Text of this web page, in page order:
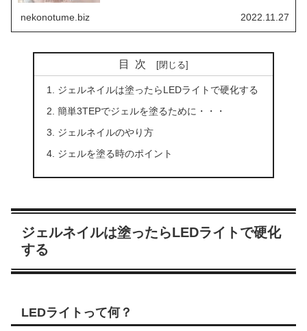
nekonotume.biz 2022.11.27
目次
ジェルネイルは塗ったらLEDライトで硬化する
簡単3TEPでジェルを塗るために・・・
ジェルネイルのやり方
ジェルを塗る時のポイント
ジェルネイルは塗ったらLEDライトで硬化
する
LEDライトって何？